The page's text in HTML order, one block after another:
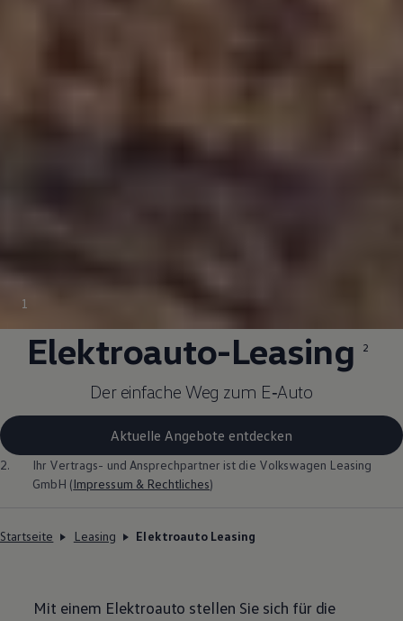
1
Elektroauto-Leasing 2
Der einfache Weg zum E‑Auto
Aktuelle Angebote entdecken
2. Ihr Vertrags- und Ansprechpartner ist die Volkswagen Leasing
GmbH (Impressum & Rechtliches)
Startseite Leasing Elektroauto Leasing
Mit einem Elektroauto stellen Sie sich für die